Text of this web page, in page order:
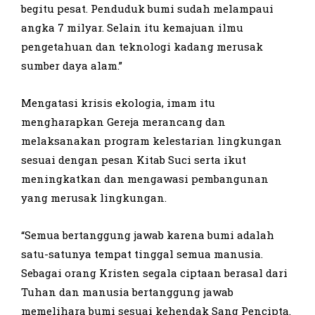
begitu pesat. Penduduk bumi sudah melampaui
angka 7 milyar. Selain itu kemajuan ilmu
pengetahuan dan teknologi kadang merusak
sumber daya alam.”
Mengatasi krisis ekologia, imam itu
mengharapkan Gereja merancang dan
melaksanakan program kelestarian lingkungan
sesuai dengan pesan Kitab Suci serta ikut
meningkatkan dan mengawasi pembangunan
yang merusak lingkungan.
“Semua bertanggung jawab karena bumi adalah
satu-satunya tempat tinggal semua manusia.
Sebagai orang Kristen segala ciptaan berasal dari
Tuhan dan manusia bertanggung jawab
memelihara bumi sesuai kehendak Sang Pencipta.